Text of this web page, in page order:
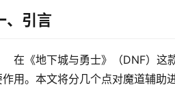
、引言
在《地下城与勇士》（DNF）这
作用。本文将分几个点对魔道辅助